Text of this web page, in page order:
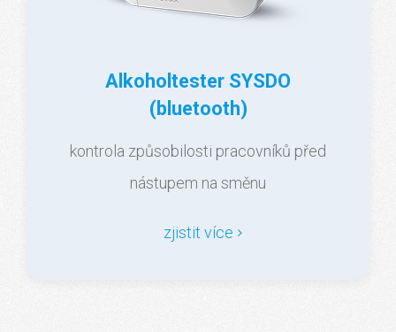
Alkoholtester SYSDO
(bluetooth)
kontrola způsobilosti pracovníků před
nástupem na směnu
zjistit více